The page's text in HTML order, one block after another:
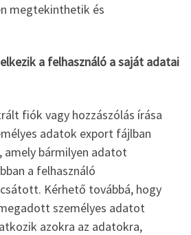
megtekinthetik és
a felhasználó a saját adatai
fiók vagy hozzászólás írása
adatok export fájlban
bármilyen adatot
a felhasználó
Kérhető továbbá, hogy
személyes adatot
azokra az adatokra,